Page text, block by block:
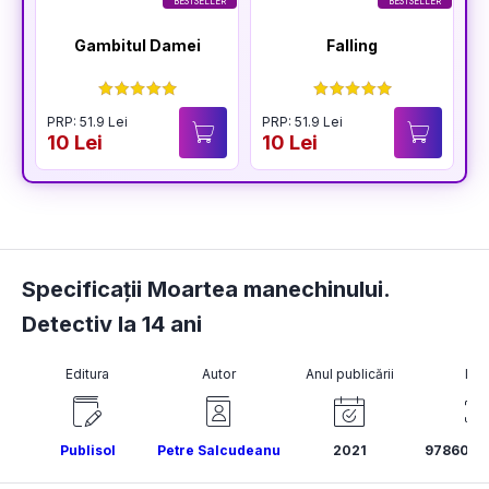
Gambitul Damei
PRP: 51.9 Lei
10 Lei
Falling
PRP: 51.9 Lei
10 Lei
Specificații Moartea manechinului.
Detectiv la 14 ani
Editura
Publisol
Autor
Petre Salcudeanu
Anul publicării
2021